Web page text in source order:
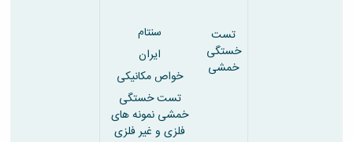
تست
خستگی
خمشی
سنتام
ایران
خواص مکانیکی
تست خستگی
خمشی نمونه های
فلزی و غیر فلزی